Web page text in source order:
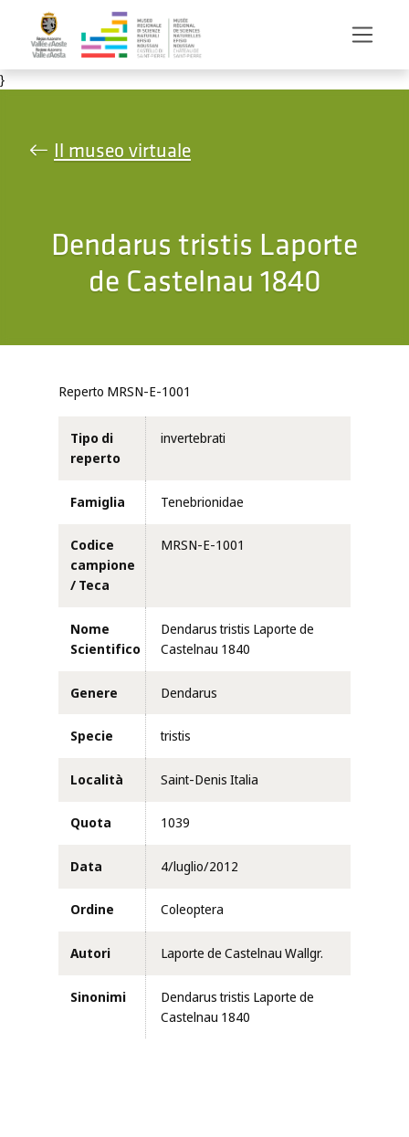
Salta al contenuto principale
}
Il museo virtuale
Dendarus tristis Laporte
de Castelnau 1840
Reperto MRSN-E-1001
Tipo di
reperto
invertebrati
Famiglia Tenebrionidae
Codice
campione
/ Teca
MRSN-E-1001
Nome
Scientifico
Dendarus tristis Laporte de
Castelnau 1840
Genere Dendarus
Specie tristis
Località Saint-Denis Italia
Quota 1039
Data 4/luglio/2012
Ordine Coleoptera
Autori Laporte de Castelnau Wallgr.
Sinonimi
Dendarus tristis Laporte de
Castelnau 1840